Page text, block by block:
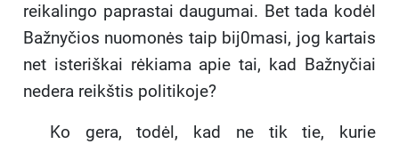
reikalingo paprastai daugumai. Bet tada kodėl
Bažnyčios nuomonės taip bij0masi, jog kartais
net isteriškai rėkiama apie tai, kad Bažnyčiai
nedera reikštis politikoje?
Ko gera, todėl, kad ne tik tie, kurie